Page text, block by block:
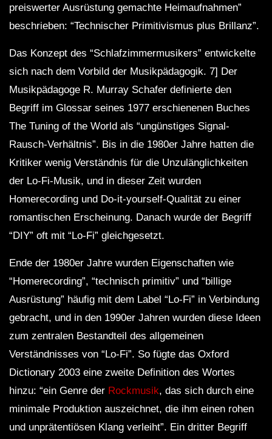
preiswerter Ausrüstung gemachte Heimaufnahmen”
beschrieben: “Technischer Primitivismus plus Brillanz”.
Das Konzept des “Schlafzimmermusikers” entwickelte
sich nach dem Vorbild der Musikpädagogik. 7] Der
Musikpädagoge R. Murray Schafer definierte den
Begriff im Glossar seines 1977 erschienenen Buches
The Tuning of the World als “ungünstiges Signal-
Rausch-Verhältnis”. Bis in die 1980er Jahre hatten die
Kritiker wenig Verständnis für die Unzulänglichkeiten
der Lo-Fi-Musik, und in dieser Zeit wurden
Homerecording und Do-it-yourself-Qualität zu einer
romantischen Erscheinung. Danach wurde der Begriff
“DIY” oft mit “Lo-Fi” gleichgesetzt.
Ende der 1980er Jahre wurden Eigenschaften wie
“Homerecording”, “technisch primitiv” und “billige
Ausrüstung” häufig mit dem Label “Lo-Fi” in Verbindung
gebracht, und in den 1990er Jahren wurden diese Ideen
zum zentralen Bestandteil des allgemeinen
Verständnisses von “Lo-Fi”. So fügte das Oxford
Dictionary 2003 eine zweite Definition des Wortes
hinzu: “ein Genre der Rockmusik, das sich durch eine
minimale Produktion auszeichnet, die ihm einen rohen
und unprätentiösen Klang verleiht”. Ein dritter Begriff